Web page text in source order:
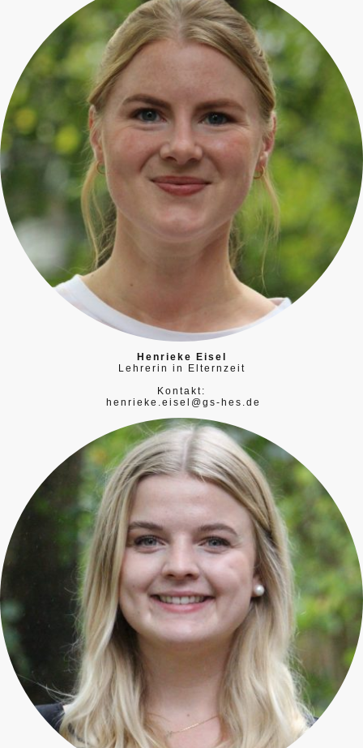
Henrieke Eisel
Lehrerin in Elternzeit
Kontakt:
henrieke.eisel@gs-hes.de